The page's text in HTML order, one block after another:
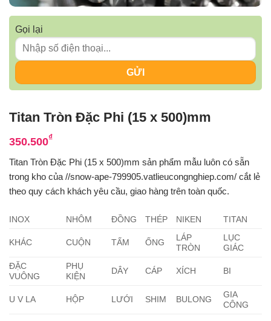
Gọi lại
Titan Tròn Đặc Phi (15 x 500)mm
350.500₫
Titan Tròn Đặc Phi (15 x 500)mm sản phẩm mẫu luôn có sẵn
trong kho của //snow-ape-799905.vatlieucongnghiep.com/ cắt lẻ
theo quy cách khách yêu cầu, giao hàng trên toàn quốc.
INOX NHÔM ĐỒNG THÉP NIKEN TITAN
KHÁC CUỘN TẤM ỐNG
LÁP
TRÒN
LỤC
GIÁC
ĐẶC
VUÔNG
PHỤ
KIỆN
DÂY CÁP XÍCH BI
U V LA HỘP LƯỚI SHIM BULONG
GIA
CÔNG